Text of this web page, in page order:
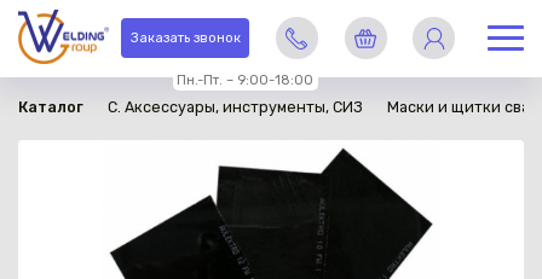
Заказать звонок
Пн.-Пт. – 9:00-18:00
Каталог C. Аксессуары, инструменты, СИЗ Маски и щитки
в наличии